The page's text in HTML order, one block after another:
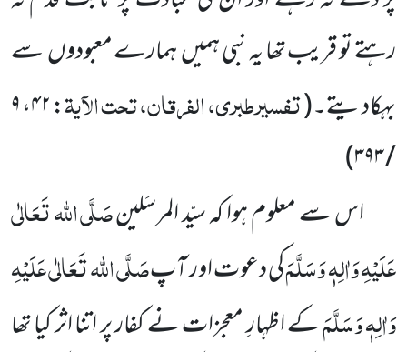
رہتے تو قریب تھا یہ نبی ہمیںہمارے معبودوںسے
بہکادیتے۔(تفسیرطبری، الفرقان، تحت الآیۃ:۴۲،۹
/ ۳۹۳
)
اس سے معلوم ہوا کہ سیّد المرسَلینصَلَّی اللہ تَعَالٰی
عَلَیْہِ وَاٰلِہٖ وَسَلَّمَکی دعوت اور آپصَلَّی اللہ تَعَالٰی عَلَیْہِ
وَاٰلِہٖ وَسَلَّمَکے اظہارِ معجزات نے کفار پر اتنا اثر کیا تھا